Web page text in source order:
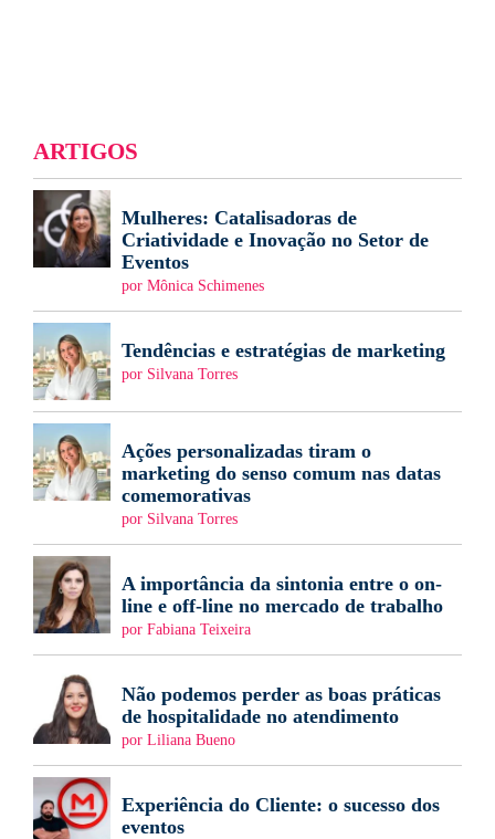
ARTIGOS
Mulheres: Catalisadoras de
Criatividade e Inovação no Setor de
Eventos
por Mônica Schimenes
Tendências e estratégias de marketing
por Silvana Torres
Ações personalizadas tiram o
marketing do senso comum nas datas
comemorativas
por Silvana Torres
A importância da sintonia entre o on-
line e off-line no mercado de trabalho
por Fabiana Teixeira
Não podemos perder as boas práticas
de hospitalidade no atendimento
por Liliana Bueno
Experiência do Cliente: o sucesso dos
eventos